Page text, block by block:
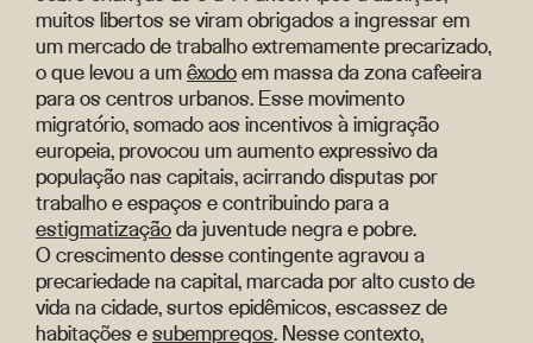
muitos libertos se viram obrigados a ingressar em
um mercado de trabalho extremamente precarizado,
o que levou a umêxodoem massa da zona cafeeira
para os centros urbanos. Esse movimento
migratório, somado aos incentivos à imigração
europeia, provocou um aumento expressivo da
população nas capitais, acirrando disputas por
trabalho e espaços e contribuindo para a
estigmatizaçãoda juventude negra e pobre.
O crescimento desse contingente agravou a
precariedade na capital, marcada por alto custo de
vida na cidade, surtos epidêmicos, escassez de
habitações esubempregos. Nesse contexto,